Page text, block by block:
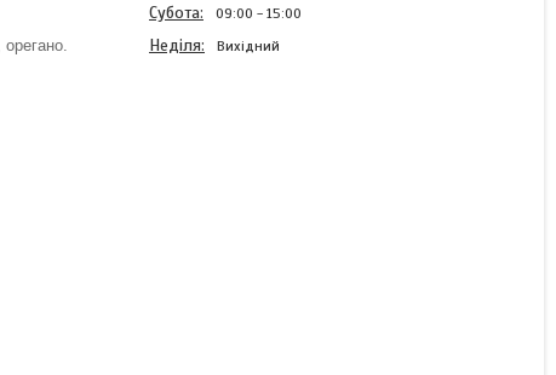
Субота 09:00 15:00
Неділя Вихідний